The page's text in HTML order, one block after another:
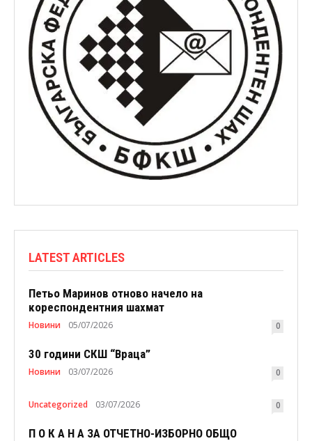
LATEST ARTICLES
Петьо Маринов отново начело на
кореспондентния шахмат
Новини 05/07/2026 0
30 години СКШ “Враца”
Новини 03/07/2026 0
Uncategorized 03/07/2026 0
П О К А Н А ЗА ОТЧЕТНО-ИЗБОРНО ОБЩО